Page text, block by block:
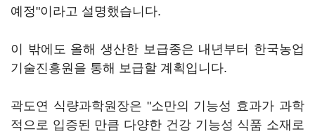
예정"이라고 설명했습니다.
이 밖에도 올해 생산한 보급종은 내년부터 한국농업
기술진흥원을 통해 보급할 계획입니다.
곽도연 식량과학원장은 "소만의 기능성 효과가 과학
적으로 입증된 만큼 다양한 건강 기능성 식품 소재로